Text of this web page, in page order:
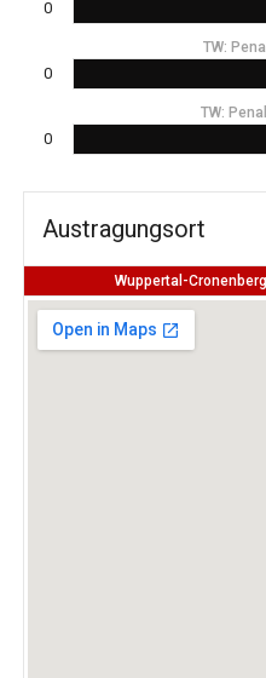
0
TW:
0
TW:
0
Austragungsort
Wuppertal-